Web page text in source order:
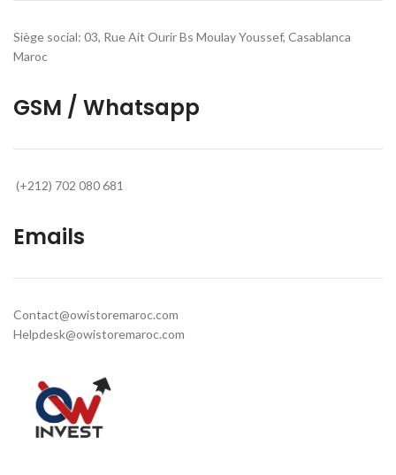
Siège social: 03, Rue Ait Ourir Bs Moulay Youssef, Casablanca
Maroc
GSM / Whatsapp
(+212) 702 080 681
Emails
Contact@owistoremaroc.com
Helpdesk@owistoremaroc.com